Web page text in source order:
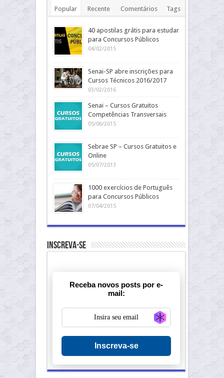
Popular Recente Comentários Tags
40 apostilas grátis para estudar
para Concursos Públicos
04/02/2015
Senai-SP abre inscrições para
Cursos Técnicos 2016/2017
03/02/2016
Senai – Cursos Gratuitos
Competências Transversais
05/06/2015
Sebrae SP – Cursos Gratuitos e
Online
05/07/2013
1000 exercícios de Português
para Concursos Públicos
07/04/2015
Inscreva-se
Receba novos posts por e-
mail:
Inscreva-se